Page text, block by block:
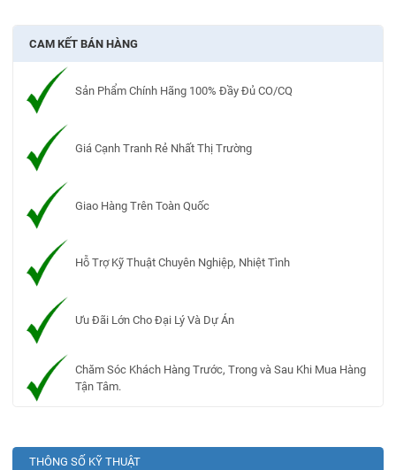
CAM KẾT BÁN HÀNG
Sản Phẩm Chính Hãng 100% Đầy Đủ CO/CQ
Giá Cạnh Tranh Rẻ Nhất Thị Trường
Giao Hàng Trên Toàn Quốc
Hỗ Trợ Kỹ Thuật Chuyên Nghiệp, Nhiệt Tình
Ưu Đãi Lớn Cho Đại Lý Và Dự Án
Chăm Sóc Khách Hàng Trước, Trong và Sau Khi Mua Hàng
Tận Tâm.
THÔNG SỐ KỸ THUẬT